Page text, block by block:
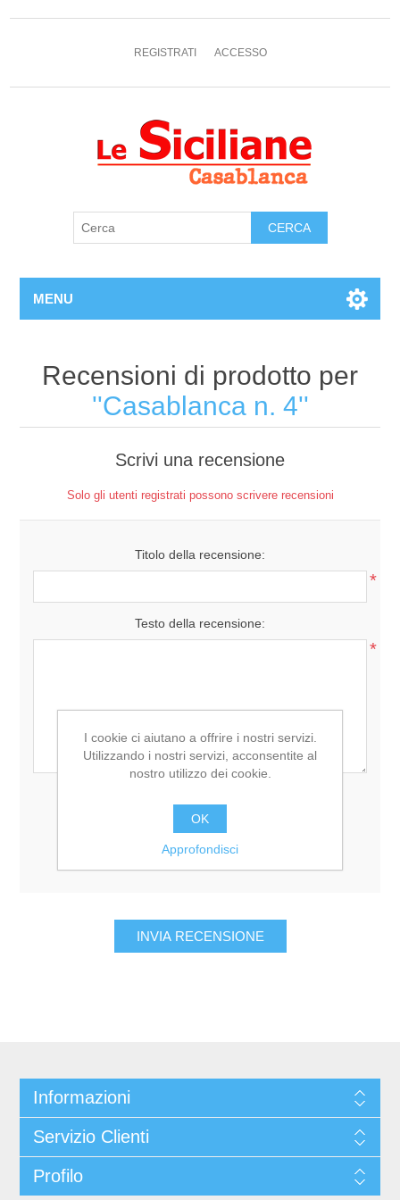
REGISTRATI ACCESSO
MENU
Recensioni di prodotto per
Casablanca n. 4
Scrivi una recensione
Solo gli utenti registrati possono scrivere recensioni
Titolo della recensione:
*
Testo della recensione:
*
Valutazione:
Informazioni
Servizio Clienti
Profilo
I cookie ci aiutano a offrire i nostri servizi.
Utilizzando i nostri servizi, acconsentite al
nostro utilizzo dei cookie.
OK
Approfondisci